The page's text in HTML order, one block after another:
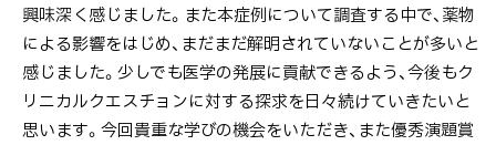
興味深く感じました。また本症例について調査する中で、薬物
による影響をはじめ、まだまだ解明されていないことが多いと
感じました。少しでも医学の発展に貢献できるよう、今後もク
リニカルクエスチョンに対する探求を日々続けていきたいと
思います。今回貴重な学びの機会をいただき、また優秀演題賞